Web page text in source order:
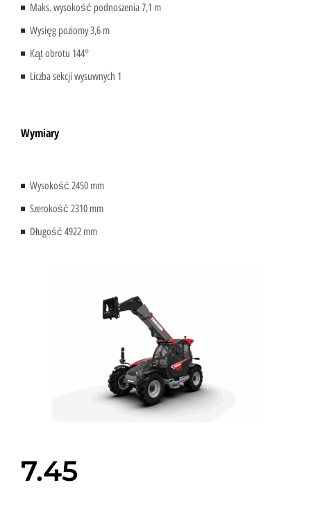
Maks. wysokość podnoszenia 7,1 m
Wysięg poziomy 3,6 m
Kąt obrotu 144°
Liczba sekcji wysuwnych 1
Wymiary
Wysokość 2450 mm
Szerokość 2310 mm
Długość 4922 mm
7.45